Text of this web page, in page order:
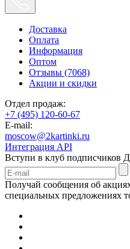
Доставка
Оплата
Информация
Оптом
Отзывы (7068)
Акции и скидки
Отдел продаж:
+7 (495) 120-60-67
E-mail:
moscow@2kartinki.ru
Интеграция API
Вступи в клуб подписчиков
Получай сообщения об
специальных предложениях